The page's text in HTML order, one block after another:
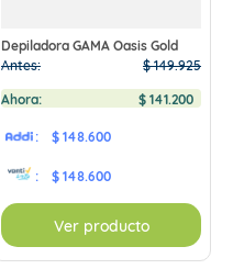
Depiladora GAMA Oasis Gold
Antes:
$ 149.925
Ahora: $ 141.200
: $ 148.600
: $ 148.600
Ver producto